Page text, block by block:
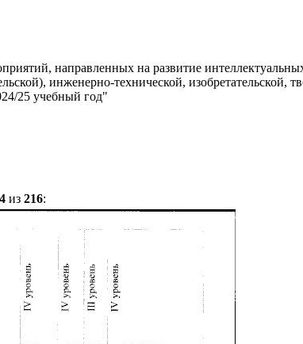
направленных на развитие
инженерно-технической, изобретательской,
25 учебный год"
из 216: